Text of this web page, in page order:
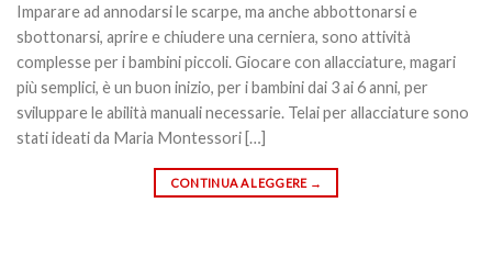
Imparare ad annodarsi le scarpe, ma anche abbottonarsi e
sbottonarsi, aprire e chiudere una cerniera, sono attività
complesse per i bambini piccoli. Giocare con allacciature, magari
più semplici, è un buon inizio, per i bambini dai 3 ai 6 anni, per
sviluppare le abilità manuali necessarie. Telai per allacciature sono
stati ideati da Maria Montessori […]
CONTINUA A LEGGERE →